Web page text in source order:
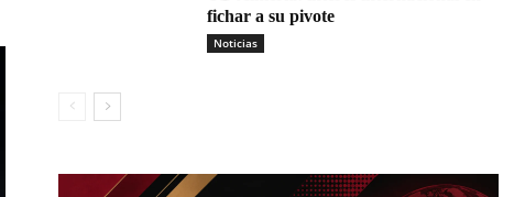
fichar a su pivote
Noticias